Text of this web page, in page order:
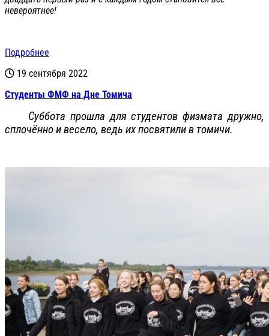
невероятнее!
Подробнее
19 сентября 2022
Студенты ФМФ на Дне Томича
Суббота прошла для студентов физмата дружно,
сплочённо и весело, ведь их посвятили в томичи.